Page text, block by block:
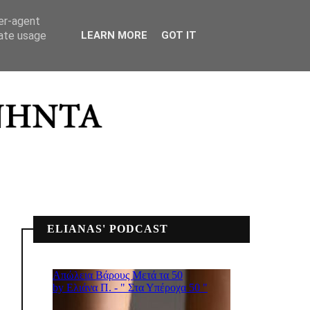
ΜΟΥ
ELIANAS' PODCAST
agent
usage
LEARN MORE GOT IT